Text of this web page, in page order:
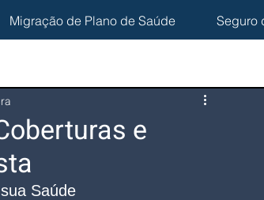
Migração de Plano de Saúde Seguro
e
Saúde